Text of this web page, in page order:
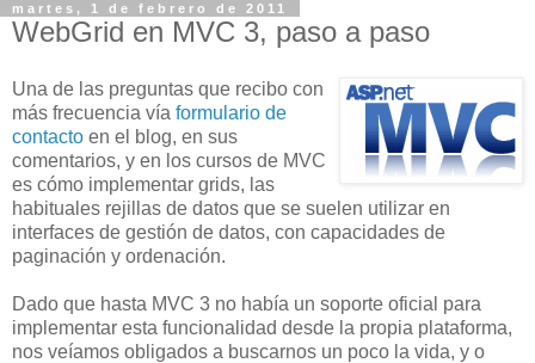
martes, 1 de febrero de 2011
WebGrid en MVC 3, paso a paso
Una de las preguntas que recibo con
más frecuencia vía formulario de
contacto en el blog, en sus
comentarios, y en los cursos de MVC
es cómo implementar grids, las
habituales rejillas de datos que se suelen utilizar en
interfaces de gestión de datos, con capacidades de
paginación y ordenación.
Dado que hasta MVC 3 no había un soporte oficial para
implementar esta funcionalidad desde la propia plataforma,
nos veíamos obligados a buscarnos un poco la vida, y o